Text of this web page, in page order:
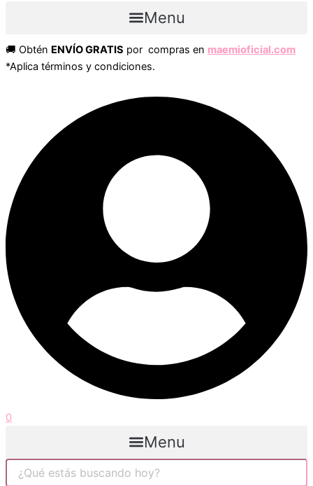
Menu
🚚 Obtén ENVÍO GRATIS por compras en maemioficial.com
*Aplica términos y condiciones.
0
Menu